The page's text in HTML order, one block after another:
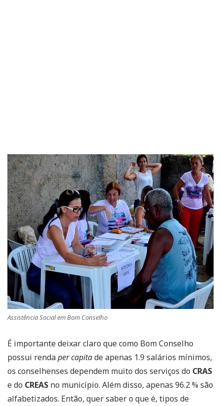
Assistência Social em Bom Conselho
É importante deixar claro que como Bom Conselho
possui rendaper capitade apenas 1.9 salários mínimos,
os conselhenses dependem muito dos serviços do CRAS
e do CREAS no município. Além disso, apenas 96.2 % são
alfabetizados. Então, quer saber o que é, tipos de